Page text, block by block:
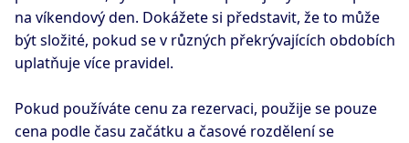
na víkendový den. Dokážete si představit, že to může
být složité, pokud se v různých překrývajících obdobích
uplatňuje více pravidel.
Pokud používáte cenu za rezervaci, použije se pouze
cena podle času začátku a časové rozdělení se